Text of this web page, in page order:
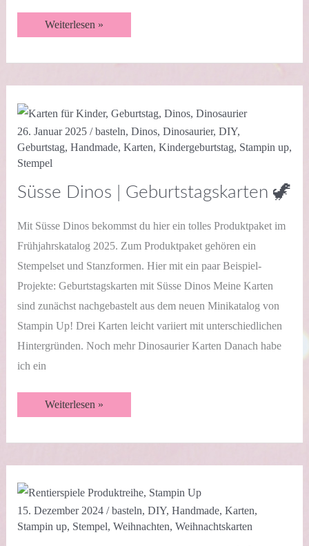
Rockstar
Karten
🎸
Weiterlesen »
26. Januar 2025 /basteln, Dinos, Dinosaurier, DIY,
Geburtstag, Handmade, Karten, Kindergeburtstag, Stampin up,
Stempel
Süsse Dinos | Geburtstagskarten 🦖
Mit Süsse Dinos bekommst du hier ein tolles Produktpaket im
Frühjahrskatalog 2025. Zum Produktpaket gehören ein
Stempelset und Stanzformen. Hier mit ein paar Beispiel-
Projekte: Geburtstagskarten mit Süsse Dinos Meine Karten
sind zunächst nachgebastelt aus dem neuen Minikatalog von
Stampin Up! Drei Karten leicht variiert mit unterschiedlichen
Hintergründen. Noch mehr Dinosaurier Karten Danach habe
ich ein
Süsse
Dinos
Weiterlesen »
15. Dezember 2024 /basteln, DIY, Handmade, Karten,
Stampin up, Stempel, Weihnachten, Weihnachtskarten